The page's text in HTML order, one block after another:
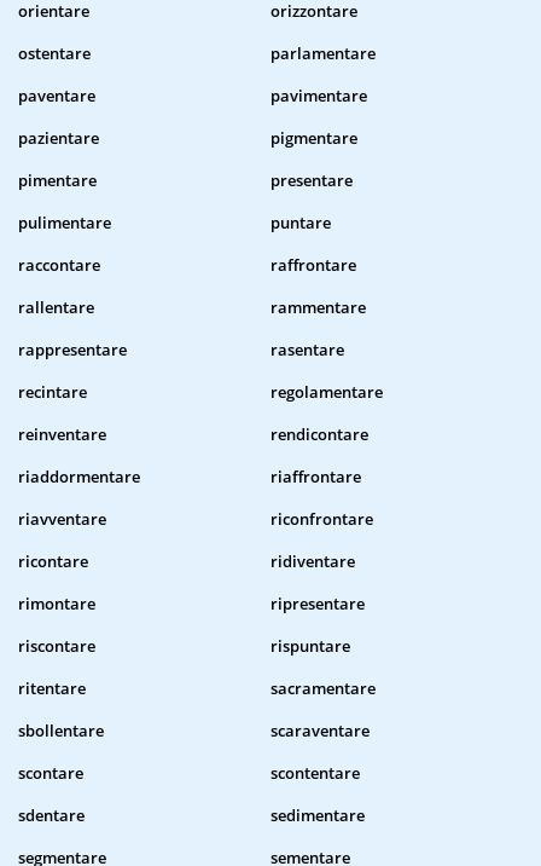
orientare
orizzontare
ostentare
parlamentare
paventare
pavimentare
pazientare
pigmentare
pimentare
presentare
pulimentare
puntare
raccontare
raffrontare
rallentare
rammentare
rappresentare
rasentare
recintare
regolamentare
reinventare
rendicontare
riaddormentare
riaffrontare
riavventare
riconfrontare
ricontare
ridiventare
rimontare
ripresentare
riscontare
rispuntare
ritentare
sacramentare
sbollentare
scaraventare
scontare
scontentare
sdentare
sedimentare
segmentare
sementare